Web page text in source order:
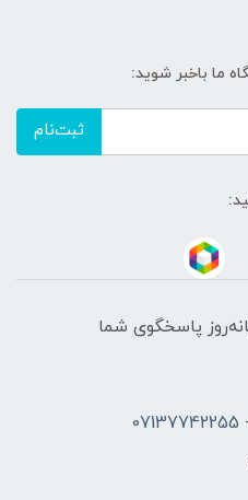
ما باخبر شوید:
ثبت‌نام
ساعت شبانه‌روز پاسخگوی شما